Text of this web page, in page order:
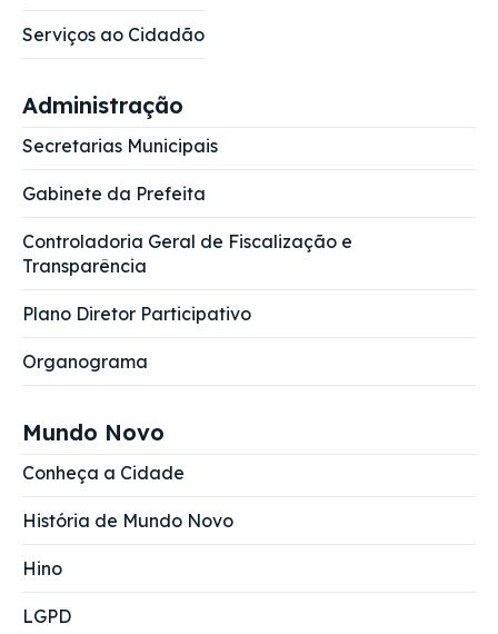
Serviços ao Cidadão
Administração
Secretarias Municipais
Gabinete da Prefeita
Controladoria Geral de Fiscalização e
Transparência
Plano Diretor Participativo
Organograma
Mundo Novo
Conheça a Cidade
História de Mundo Novo
Hino
LGPD